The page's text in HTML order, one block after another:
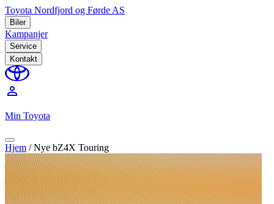
Toyota Nordfjord og Førde AS
Biler
Kampanjer
Service
Kontakt
perm_identity
Min Toyota
Hjem /Nye bZ4X Touring